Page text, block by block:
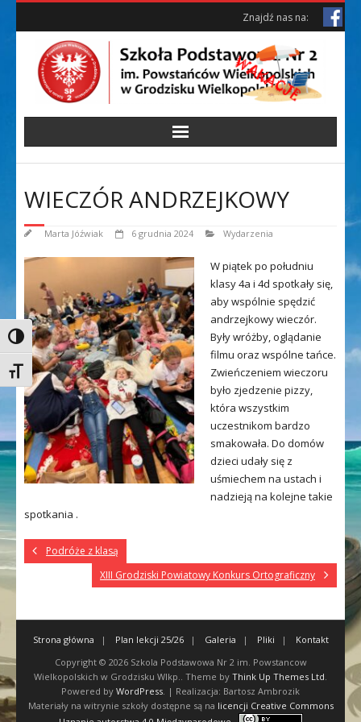
Skip
Toggle High Contrast
Toggle Font size
Skip
Znajdź nas na:
WIECZÓR ANDRZEJKOWY
Marta Jóźwiak 6 grudnia 2024 Wydarzenia
W piątek po południu
klasy 4a i 4d spotkały się,
aby wspólnie spędzić
andrzejkowy wieczór.
Były wróżby, oglądanie
filmu oraz wspólne tańce.
Zwieńczeniem wieczoru
było zjedzenie pizzy,
która wszystkim
uczestnikom bardzo
smakowała. Do domów
dzieci udały się z
uśmiechem na ustach i
nadzieją na kolejne takie
spotkania .
Podróże z klasą
XIII Grodziski Powiatowy Konkurs Ortograficzny
Strona główna Plan lekcji 25/26 Galeria Pliki
Kontakt
Copyright © 2026 Szkola Podstawowa Nr 2 im. Powstancow
Wielkopolskich w Grodzisku Wlkp.
. Theme by Think Up Themes Ltd
Powered by WordPress . | Realizacja: Bartosz Ambrozik
Materiały na witrynie szkoły dostępne są na licencji Creative Commons